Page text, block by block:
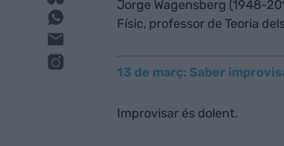
Jorge Wagensberg (1948-
Físic, professor de Teoria
13 de març: Saber
Improvisar és dolent.